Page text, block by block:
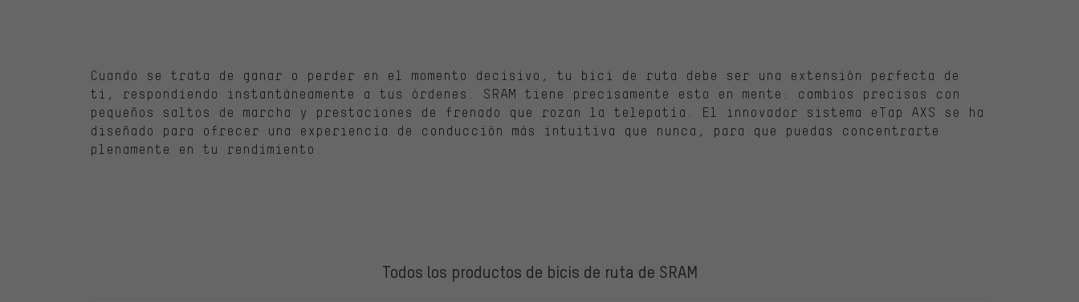
Cuando se trata de ganar o perder en el momento decisivo, tu bici de ruta debe ser una extensión perfecta de
ti, respondiendo instantáneamente a tus órdenes. SRAM tiene precisamente esto en mente: cambios precisos con
pequeños saltos de marcha y prestaciones de frenado que rozan la telepatía. El innovador sistema eTap AXS se ha
diseñado para ofrecer una experiencia de conducción más intuitiva que nunca, para que puedas concentrarte
plenamente en tu rendimiento.
Todos los productos de bicis de ruta de SRAM